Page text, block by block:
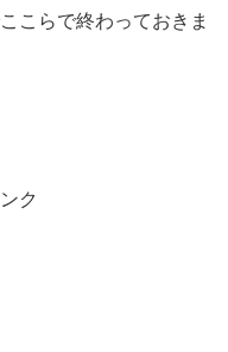
こらで終わっておきま
ク